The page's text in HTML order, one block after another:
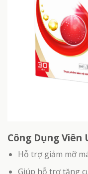
Công Dụng Viên
Hỗ trợ giảm mỡ
Giúp hỗ trợ tăng